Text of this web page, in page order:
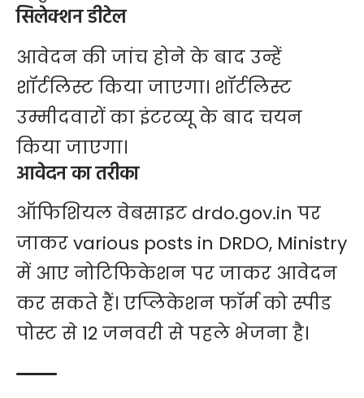
सिलेक्शन डीटेल
आवेदन की जांच होने के बाद उन्हें
शॉर्टलिस्ट किया जाएगा। शॉर्टलिस्ट
उम्मीदवारों का इंटरव्यू के बाद चयन
किया जाएगा।
आवेदन का तरीका
ऑफिशियल वेबसाइट drdo.gov.in पर
जाकर various posts in DRDO, Ministry
में आए नोटिफिकेशन पर जाकर आवेदन
कर सकते हैं। एप्लिकेशन फॉर्म को स्पीड
पोस्ट से 12 जनवरी से पहले भेजना है।